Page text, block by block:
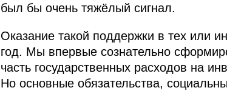
был бы очень тяжёлый сигнал.
Оказание такой поддержки в тех или
год. Мы впервые сознательно
часть государственных расходов на
Но основные обязательства,